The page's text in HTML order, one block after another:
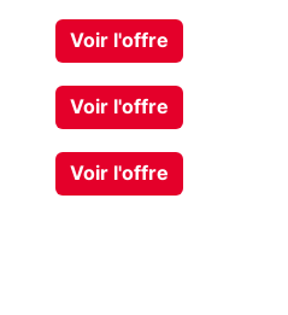
Voir l'offre
Voir l'offre
Voir l'offre